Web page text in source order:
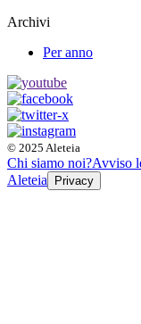
Archivi
Per anno
© 2025 Aleteia
Chi siamo noi?Avviso
Aleteia
Privacy